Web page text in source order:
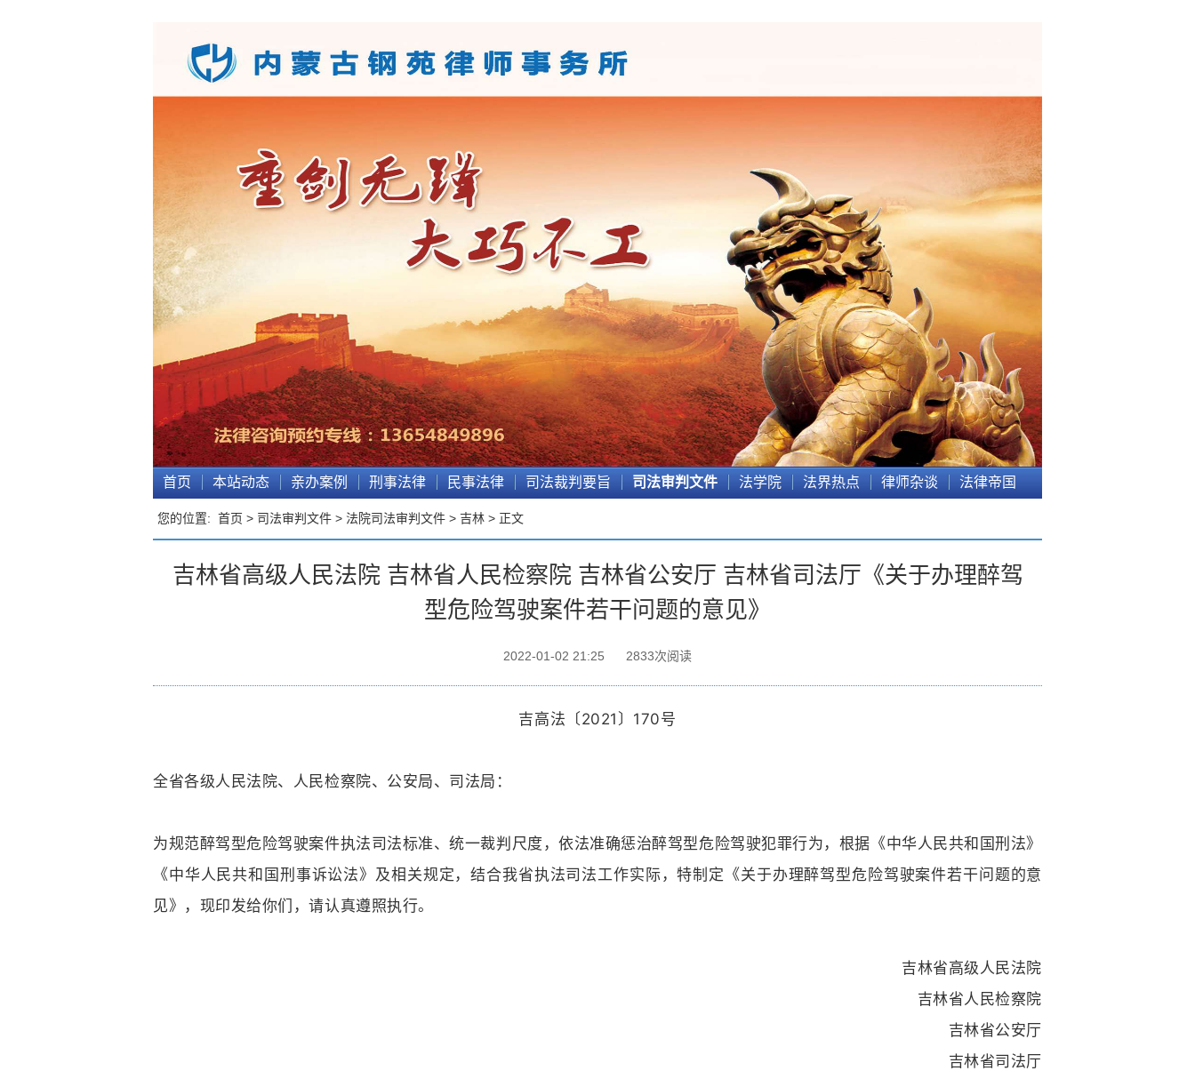
首页 本站动态 亲办案例 刑事法律 民事法律 司法裁判要旨 司法审判文件 法学院 法界热点 律师杂谈 法律帝国
您的位置: 首页 > 司法审判文件 > 法院司法审判文件 > 吉林 > 正文
吉林省高级人民法院 吉林省人民检察院 吉林省公安厅 吉林省司法厅《关于办理醉驾
型危险驾驶案件若干问题的意见》
2022-01-02 21:25 2833次阅读
吉高法〔2021〕170号
全省各级人民法院、人民检察院、公安局、司法局：
为规范醉驾型危险驾驶案件执法司法标准、统一裁判尺度，依法准确惩治醉驾型危险驾驶犯罪行为，根据《中华人民共和国刑法》
《中华人民共和国刑事诉讼法》及相关规定，结合我省执法司法工作实际，特制定《关于办理醉驾型危险驾驶案件若干问题的意
见》，现印发给你们，请认真遵照执行。
吉林省高级人民法院
吉林省人民检察院
吉林省公安厅
吉林省司法厅